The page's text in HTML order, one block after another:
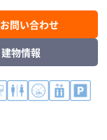
お問い合わせ
建物情報